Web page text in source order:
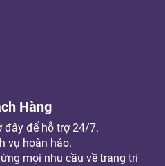
Hàng
đây để hỗ trợ 24/7.
vụ hoàn hảo.
mọi nhu cầu về trang trí